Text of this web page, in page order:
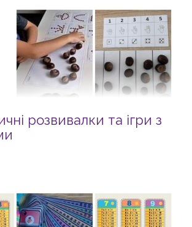
розвивалки та ігри з